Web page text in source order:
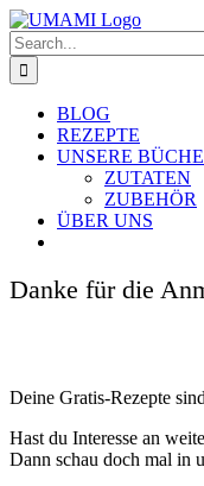
Skip
to
content
Facebook
Instagram
Search
for:
BLOG
REZEPTE
UNSERE
ZUTATEN
ZUBEHÖR
ÜBER UNS
Danke für die
Deine Gratis-Rezepte
Hast du Interesse an
Dann schau doch mal in